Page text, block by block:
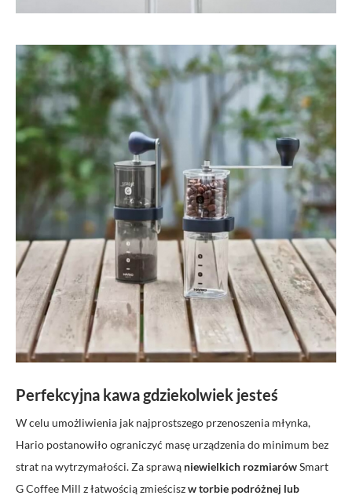
Perfekcyjna kawa gdziekolwiek jesteś
W celu umożliwienia jak najprostszego przenoszenia młynka,
Hario postanowiło ograniczyć masę urządzenia do minimum bez
strat na wytrzymałości. Za sprawą niewielkich rozmiarówSmart
GCoffee Mill z łatwością zmieściszwtorbie podróżnej lub